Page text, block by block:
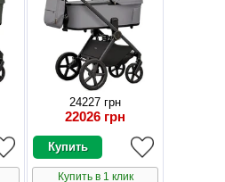
24227 грн
22026 грн
Купить в 1 клик